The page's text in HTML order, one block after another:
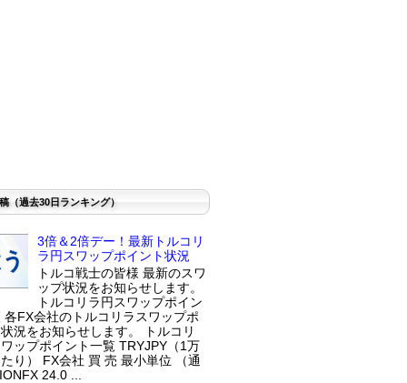
（過去30日ランキング）
3倍＆2倍デー！最新トルコリ
ラ円スワップポイント状況
トルコ戦士の皆様 最新のスワ
ップ状況をお知らせします。
トルコリラ円スワップポイン
各FX会社のトルコリラスワップポ
況をお知らせします。 トルコリ
ップポイント一覧 TRYJPY（1万
り） FX会社 買 売 最小単位 （通
24.0 ...